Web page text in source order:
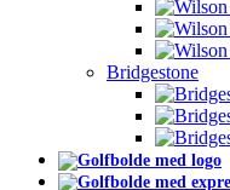
Bridgestone